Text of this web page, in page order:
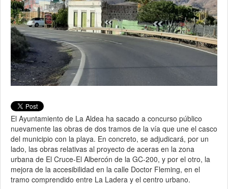
El Ayuntamiento de La Aldea ha sacado a concurso público
nuevamente las obras de dos tramos de la vía que une el casco
del municipio con la playa. En concreto, se adjudicará, por un
lado, las obras relativas al proyecto de aceras en la zona
urbana de El Cruce-El Albercón de la GC-200, y por el otro, la
mejora de la accesibilidad en la calle Doctor Fleming, en el
tramo comprendido entre La Ladera y el centro urbano.